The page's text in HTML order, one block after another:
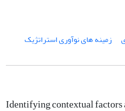
زمینه های نوآوری استراتژیک
Identifying contextual